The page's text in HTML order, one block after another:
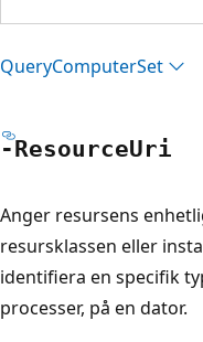
QueryComputerSet
-ResourceUri
Anger resursens
resursklassen eller
identifiera en specifik
processer, på en dator.